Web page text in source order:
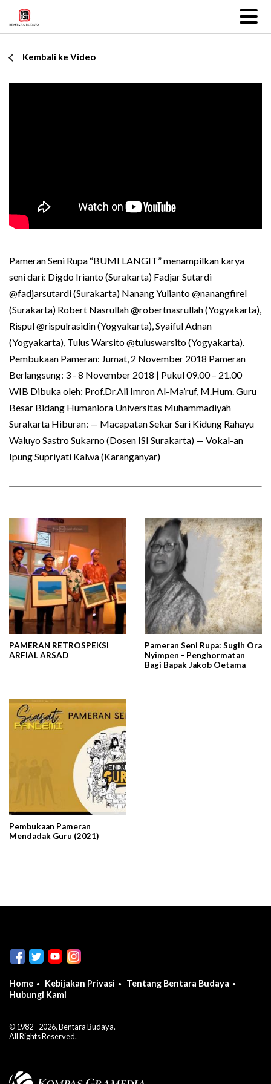
Kembali ke Video
Pameran Seni Rupa “BUMI LANGIT” menampilkan karya
seni dari: Digdo Irianto (Surakarta) Fadjar Sutardi
@fadjarsutardi (Surakarta) Nanang Yulianto @nanangfirel
(Surakarta) Robert Nasrullah @robertnasrullah (Yogyakarta),
Rispul @rispulrasidin (Yogyakarta), Syaiful Adnan
(Yogyakarta), Tulus Warsito @tuluswarsito (Yogyakarta).
Pembukaan Pameran: Jumat, 2 November 2018 Pameran
Berlangsung: 3 - 8 November 2018 | Pukul 09.00 – 21.00
WIB Dibuka oleh: Prof.Dr.Ali Imron Al-Ma’ruf, M.Hum. Guru
Besar Bidang Humaniora Universitas Muhammadiyah
Surakarta Hiburan: — Macapatan Sekar Sari Kidung Rahayu
Waluyo Sastro Sukarno (Dosen ISI Surakarta) — Vokal-an
Ipung Supriyati Kalwa (Karanganyar)
PAMERAN RETROSPEKSI
ARFIAL ARSAD
Pameran Seni Rupa: Sugih Ora
Nyimpen - Penghormatan
Bagi Bapak Jakob Oetama
Pembukaan Pameran
Mendadak Guru (2021)
Home Kebijakan Privasi
Tentang Bentara Budaya
Hubungi Kami
© 1982 - 2026, Bentara Budaya.
All Rights Reserved.